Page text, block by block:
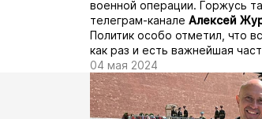
военной операции. Горжусь
телеграм-канале Алексей
Политик особо отметил, что
как раз и есть важнейшая
04 мая 2024